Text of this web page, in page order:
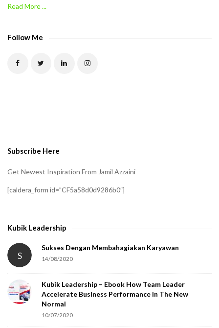
Read More ...
Follow Me
Subscribe Here
Get Newest Inspiration From Jamil Azzaini
[caldera_form id=”CF5a58d0d9286b0″]
Kubik Leadership
S
Sukses Dengan Membahagiakan Karyawan
14/08/2020
Kubik Leadership – Ebook How Team Leader
Accelerate Business Performance In The New
Normal
10/07/2020